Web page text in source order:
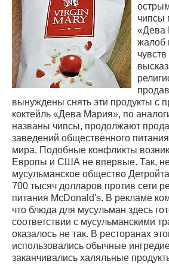
чипсы
«Дева
жалоб
вынуждены снять эти продукты с
коктейль «Дева Мария», по
названы чипсы, продолжают
заведений общественного
мира. Подобные конфликты
Европы и США не впервые. Так,
мусульманское общество
700 тысяч долларов против сети
питания McDonald's. В рекламе
что блюда для мусульман здесь
соответствии с мусульманскими
оказалось не так. В ресторанах
использовались обычные
заканчивались халяльные